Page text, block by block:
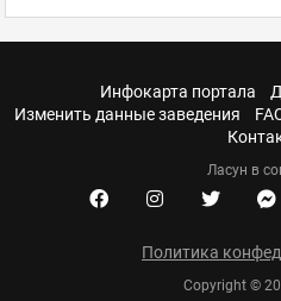
Инфокарта портала
Изменить данные заведения
Ласун в
Политика
Copyright ©